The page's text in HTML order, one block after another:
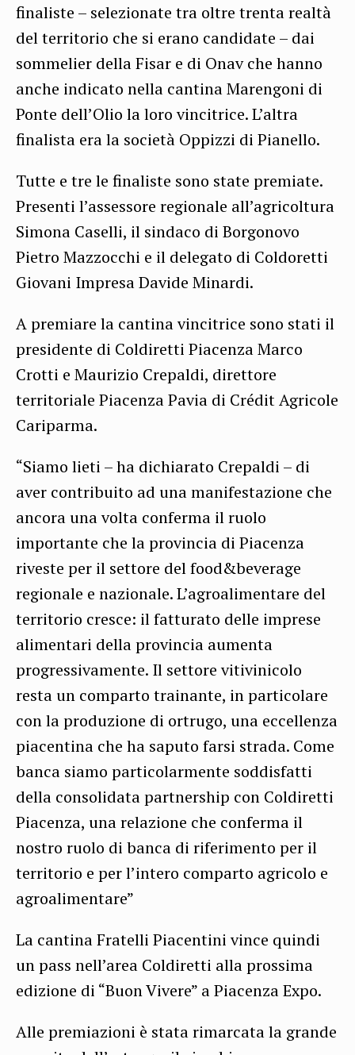
finaliste – selezionate tra oltre trenta realtà
del territorio che si erano candidate – dai
sommelier della Fisar e di Onav che hanno
anche indicato nella cantina Marengoni di
Ponte dell’Olio la loro vincitrice. L’altra
finalista era la società Oppizzi di Pianello.
Tutte e tre le finaliste sono state premiate.
Presenti l’assessore regionale all’agricoltura
Simona Caselli, il sindaco di Borgonovo
Pietro Mazzocchi e il delegato di Coldoretti
Giovani Impresa Davide Minardi.
A premiare la cantina vincitrice sono stati il
presidente di Coldiretti Piacenza Marco
Crotti e Maurizio Crepaldi, direttore
territoriale Piacenza Pavia di Crédit Agricole
Cariparma.
“Siamo lieti – ha dichiarato Crepaldi – di
aver contribuito ad una manifestazione che
ancora una volta conferma il ruolo
importante che la provincia di Piacenza
riveste per il settore del food&beverage
regionale e nazionale. L’agroalimentare del
territorio cresce: il fatturato delle imprese
alimentari della provincia aumenta
progressivamente. Il settore vitivinicolo
resta un comparto trainante, in particolare
con la produzione di ortrugo, una eccellenza
piacentina che ha saputo farsi strada. Come
banca siamo particolarmente soddisfatti
della consolidata partnership con Coldiretti
Piacenza, una relazione che conferma il
nostro ruolo di banca di riferimento per il
territorio e per l’intero comparto agricolo e
agroalimentare”
La cantina Fratelli Piacentini vince quindi
un pass nell’area Coldiretti alla prossima
edizione di “Buon Vivere” a Piacenza Expo.
Alle premiazioni è stata rimarcata la grande